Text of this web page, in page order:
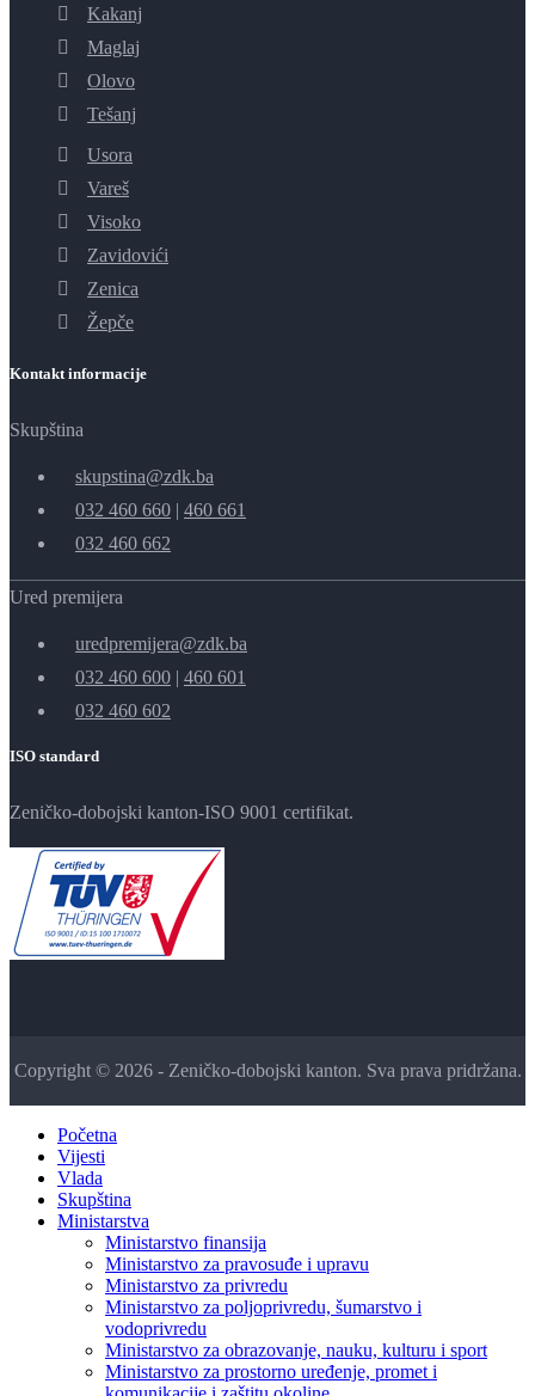
Kakanj
Maglaj
Olovo
Tešanj
Usora
Vareš
Visoko
Zavidovići
Zenica
Žepče
Kontakt informacije
Skupština
skupstina@zdk.ba
032 460 660 | 460 661
032 460 662
Ured premijera
uredpremijera@zdk.ba
032 460 600 | 460 601
032 460 602
ISO standard
Zeničko-dobojski kanton-ISO 9001 certifikat.
Copyright © 2026 - Zeničko-dobojski kanton. Sva prava pridržana.
Početna
Vijesti
Vlada
Skupština
Ministarstva
Ministarstvo finansija
Ministarstvo za pravosuđe i upravu
Ministarstvo za privredu
Ministarstvo za poljoprivredu, šumarstvo i
vodoprivredu
Ministarstvo za obrazovanje, nauku, kulturu i sport
Ministarstvo za prostorno uređenje, promet i